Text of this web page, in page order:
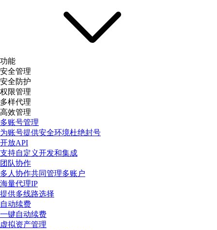
功能
安全管理
安全防护
权限管理
多样代理
高效管理
多账号管理
为账号提供安全环境杜绝封号
开放API
支持自定义开发和集成
团队协作
多人协作共同管理多账户
海量代理IP
提供多线路选择
自动续费
一键自动续费
虚拟资产管理